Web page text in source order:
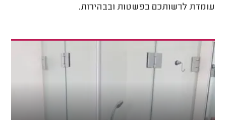
עומדת לרשותכם בפשטות ובבהירות.